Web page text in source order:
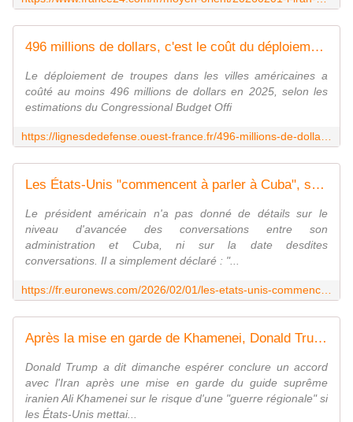
496 millions de dollars, c'est le coût du déploiement de troupes dans six villes US en 2025
Le déploiement de troupes dans les villes américaines a
coûté au moins 496 millions de dollars en 2025, selon les
estimations du Congressional Budget Offi
Les États-Unis "commencent à parler à Cuba", selon Donald Trump, qui veut couper le pétrole de l'île
Le président américain n'a pas donné de détails sur le
niveau d'avancée des conversations entre son
administration et Cuba, ni sur la date desdites
conversations. Il a simplement déclaré : "...
Après la mise en garde de Khamenei, Donald Trump dit espérer un accord avec l'Iran
Donald Trump a dit dimanche espérer conclure un accord
avec l'Iran après une mise en garde du guide suprême
iranien Ali Khamenei sur le risque d'une "guerre régionale" si
les États-Unis mettai...